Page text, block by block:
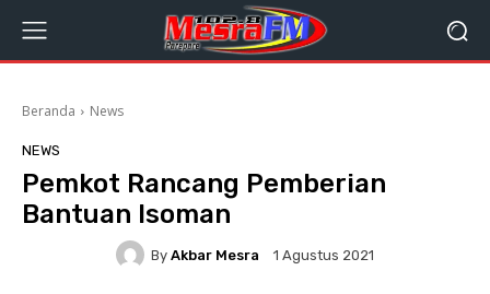
Beranda News
NEWS
Pemkot Rancang Pemberian
Bantuan Isoman
By Akbar Mesra 1 Agustus 2021